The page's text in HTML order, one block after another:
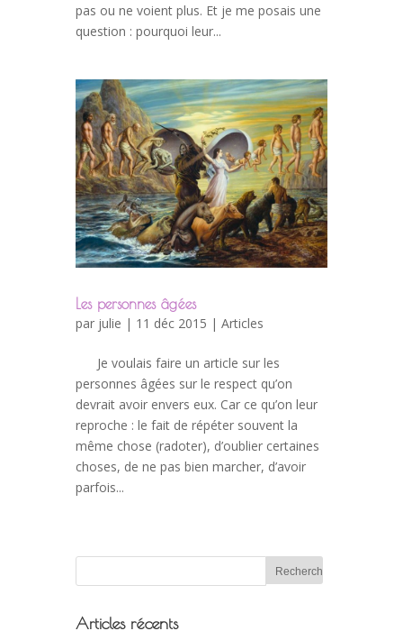
pas ou ne voient plus. Et je me posais une
question : pourquoi leur...
Les personnes âgées
par julie | 11 déc 2015 | Articles
Je voulais faire un article sur les
personnes âgées sur le respect qu’on
devrait avoir envers eux. Car ce qu’on leur
reproche : le fait de répéter souvent la
même chose (radoter), d’oublier certaines
choses, de ne pas bien marcher, d’avoir
parfois...
Articles récents